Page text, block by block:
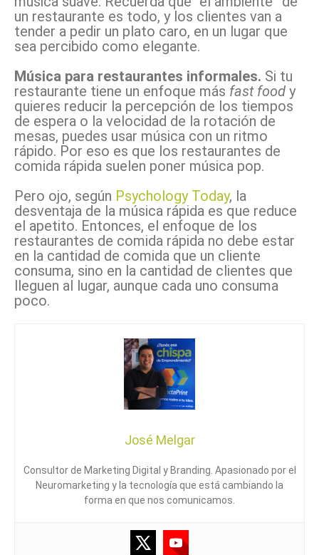
un restaurante es todo, y los clientes van a
tender a pedir un plato caro, en un lugar que
sea percibido como elegante.
Música para restaurantes informales. Si tu
restaurante tiene un enfoque más fast food y
quieres reducir la percepción de los tiempos
de espera o la velocidad de la rotación de
mesas, puedes usar música con un ritmo
rápido. Por eso es que los restaurantes de
comida rápida suelen poner música pop.
Pero ojo, según Psychology Today, la
desventaja de la música rápida es que reduce
el apetito. Entonces, el enfoque de los
restaurantes de comida rápida no debe estar
en la cantidad de comida que un cliente
consuma, sino en la cantidad de clientes que
lleguen al lugar, aunque cada uno consuma
poco.
José Melgar
Consultor de Marketing Digital y Branding. Apasionado por el
Neuromarketing y la tecnología que está cambiando la
forma en que nos comunicamos.